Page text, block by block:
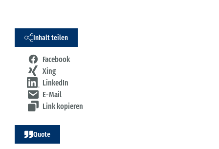
Inhalt teilen
Facebook
Xing
LinkedIn
E-Mail
Link kopieren
Quote